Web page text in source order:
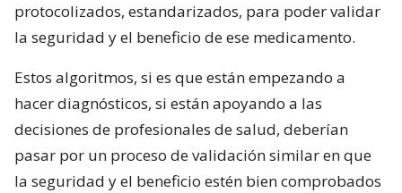
protocolizados, estandarizados, para poder validar
la seguridad y el beneficio de ese medicamento.
Estos algoritmos, si es que están empezando a
hacer diagnósticos, si están apoyando a las
decisiones de profesionales de salud, deberían
pasar por un proceso de validación similar en que
la seguridad y el beneficio estén bien comprobados